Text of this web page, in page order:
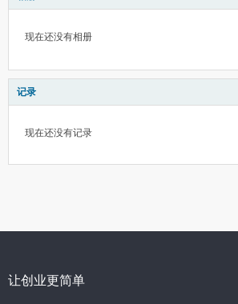
现在还没有相册
记录
现在还没有记录
让创业更简单